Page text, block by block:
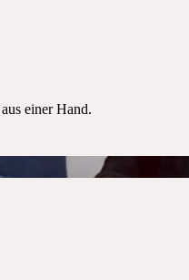
einer Hand.